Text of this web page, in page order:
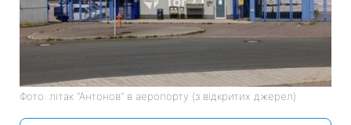
Фото: літак "Антонов" в аеропорту (з відкритих джерел)